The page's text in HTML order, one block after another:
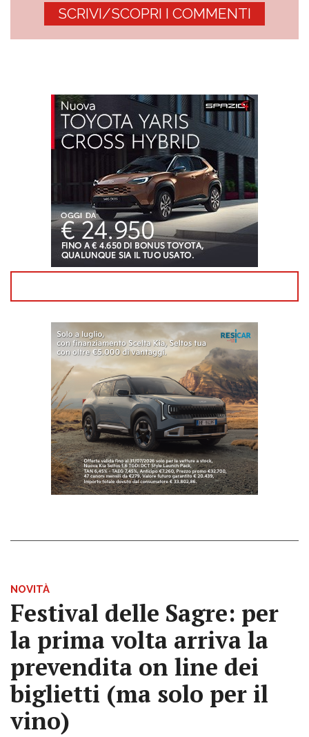
SCRIVI/SCOPRI I COMMENTI
NOVITÀ
Festival delle Sagre: per
la prima volta arriva la
prevendita on line dei
biglietti (ma solo per il
vino)